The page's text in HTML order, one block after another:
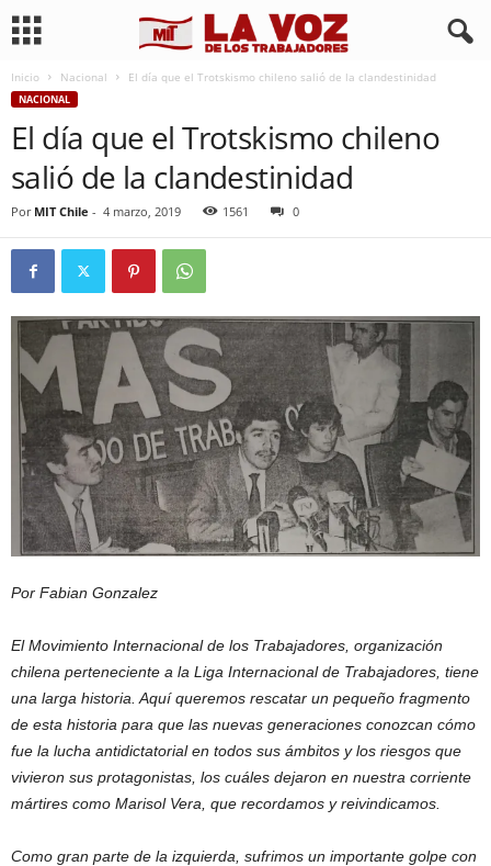
Inicio Nacional El día que el Trotskismo chileno salió de la clandestinidad
NACIONAL
El día que el Trotskismo chileno
salió de la clandestinidad
Por MIT Chile - 4 marzo, 2019 1561 0
Por Fabian Gonzalez
El Movimiento Internacional de los Trabajadores, organización
chilena perteneciente a la Liga Internacional de Trabajadores, tiene
una larga historia. Aquí queremos rescatar un pequeño fragmento
de esta historia para que las nuevas generaciones conozcan cómo
fue la lucha antidictatorial en todos sus ámbitos y los riesgos que
vivieron sus protagonistas, los cuáles dejaron en nuestra corriente
mártires como Marisol Vera, que recordamos y reivindicamos.
Como gran parte de la izquierda, sufrimos un importante golpe con